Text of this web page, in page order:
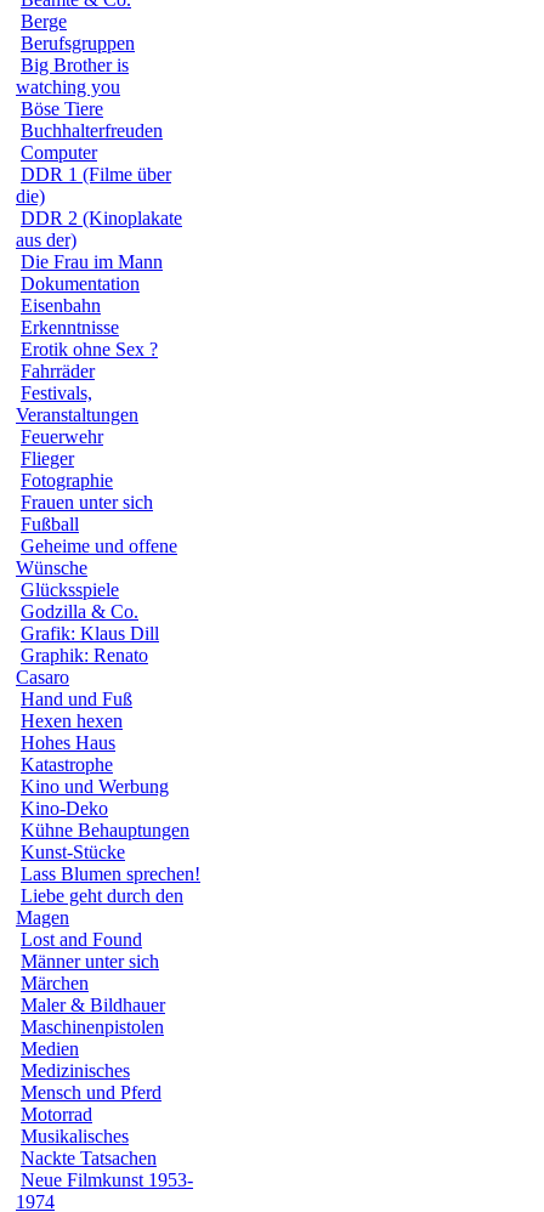
Berge
Berufsgruppen
Big Brother is
watching you
Böse Tiere
Buchhalterfreuden
Computer
DDR 1 (Filme über
die)
DDR 2 (Kinoplakate
aus der)
Die Frau im Mann
Dokumentation
Eisenbahn
Erkenntnisse
Erotik ohne Sex ?
Fahrräder
Festivals,
Veranstaltungen
Feuerwehr
Flieger
Fotographie
Frauen unter sich
Fußball
Geheime und offene
Wünsche
Glücksspiele
Godzilla & Co.
Grafik: Klaus Dill
Graphik: Renato
Casaro
Hand und Fuß
Hexen hexen
Hohes Haus
Katastrophe
Kino und Werbung
Kino-Deko
Kühne Behauptungen
Kunst-Stücke
Lass Blumen sprechen!
Liebe geht durch den
Magen
Lost and Found
Männer unter sich
Märchen
Maler & Bildhauer
Maschinenpistolen
Medien
Medizinisches
Mensch und Pferd
Motorrad
Musikalisches
Nackte Tatsachen
Neue Filmkunst 1953-
1974